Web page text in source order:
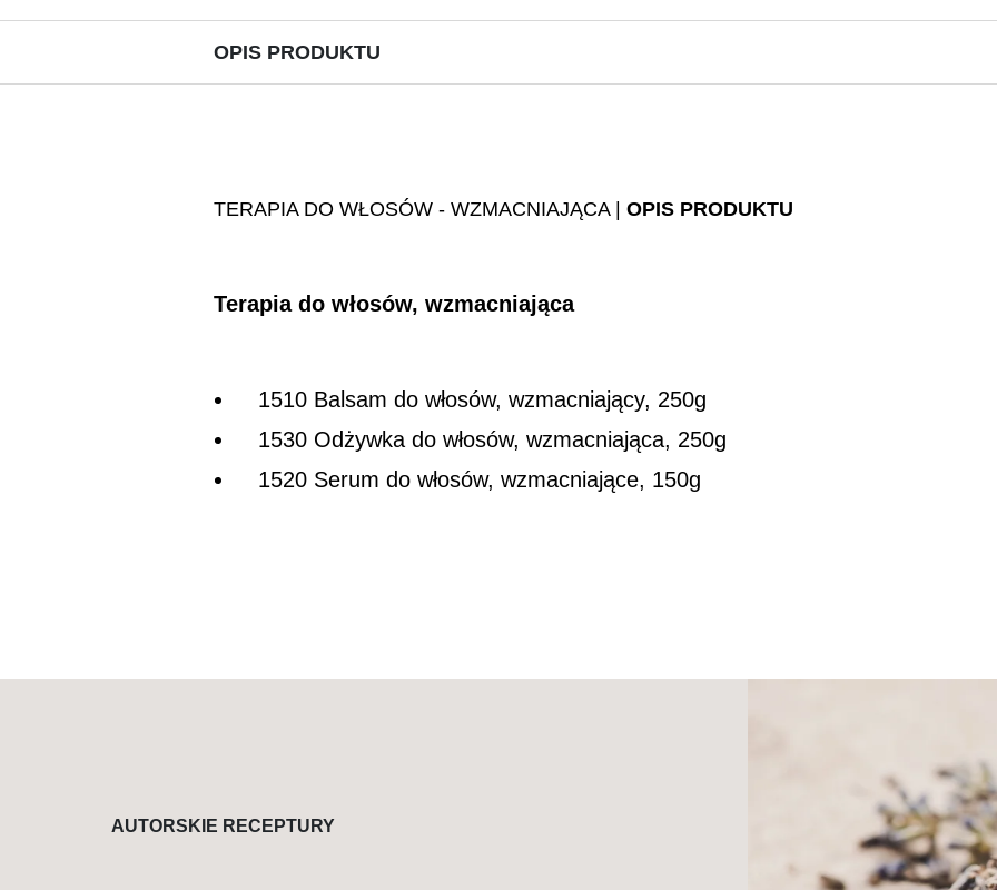
OPIS PRODUKTU
TERAPIA DO WŁOSÓW - WZMACNIAJĄCA | OPIS PRODUKTU
Terapia do włosów, wzmacniająca
1510 Balsam do włosów, wzmacniający, 250g
1530 Odżywka do włosów, wzmacniająca, 250g
1520 Serum do włosów, wzmacniające, 150g
AUTORSKIE RECEPTURY
BADANIA NAUKOWE
TRADYCJA I NAUKA